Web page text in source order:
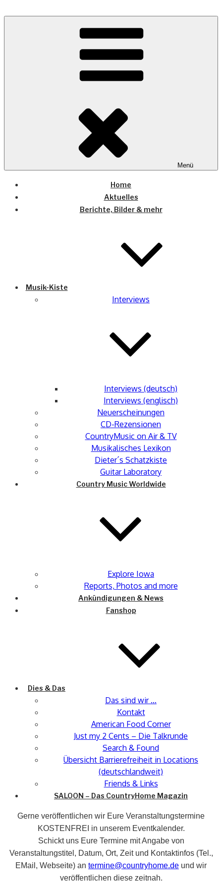
COUNTRYHOME
Wo die (Country-) Musik Zuhause ist
Menü
Home
Aktuelles
Berichte, Bilder & mehr
Musik-Kiste
Interviews
Interviews (deutsch)
Interviews (englisch)
Neuerscheinungen
CD-Rezensionen
CountryMusic on Air & TV
Musikalisches Lexikon
Dieter´s Schatzkiste
Guitar Laboratory
Country Music Worldwide
Explore Iowa
Reports, Photos and more
Ankündigungen & News
Fanshop
Dies & Das
Das sind wir …
Kontakt
American Food Corner
Just my 2 Cents – Die Talkrunde
Search & Found
Übersicht Barrierefreiheit in Locations
(deutschlandweit)
Friends & Links
SALOON – Das CountryHome Magazin
Gerne veröffentlichen wir Eure Veranstaltungstermine
KOSTENFREI in unserem Eventkalender.
Schickt uns Eure Termine mit Angabe von
Veranstaltungstitel, Datum, Ort, Zeit und Kontaktinfos (Tel.,
EMail, Webseite) an termine@countryhome.de und wir
veröffentlichen diese zeitnah.